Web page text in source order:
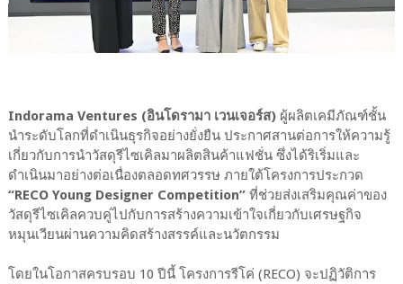
Indorama Ventures (อินโดรามา เวนเจอร์ส)ผู้ผลิตเคมีภัณฑ์ชั้น
นำระดับโลกที่ดำเนินธุรกิจอย่างยั่งยืน ประกาศสานต่อการให้ความรู้
เกี่ยวกับการนำวัสดุรีไซเคิลมาผลิตสินค้าแฟชั่น ซึ่งได้ริเริ่มและ
ดำเนินมาอย่างต่อเนื่องตลอดทศวรรษ ภายใต้โครงการประกวด
“RECO Young Designer Competition”ที่ช่วยส่งเสริมคุณค่าของ
วัสดุรีไซเคิลควบคู่ไปกับการสร้างความเข้าใจเกี่ยวกับเศรษฐกิจ
หมุนเวียนผ่านความคิดสร้างสรรค์และนวัตกรรม
โดยในโอกาสครบรอบ 10 ปีนี้ โครงการรีโค่ (RECO) จะปฏิวัติการ